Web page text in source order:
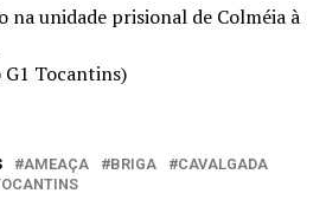
na unidade prisional de Colméia à
Tocantins)
AMEAÇA BRIGA
CAVALGADA